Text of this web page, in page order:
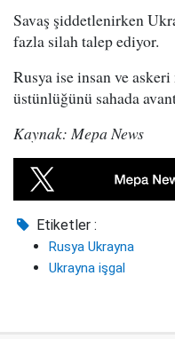
Savaş şiddetlenirken
fazla silah talep ediyor.
Rusya ise insan ve askeri
üstünlüğünü sahada
Kaynak: Mepa News
Etiketler :
Rusya Ukrayna
Ukrayna işgal